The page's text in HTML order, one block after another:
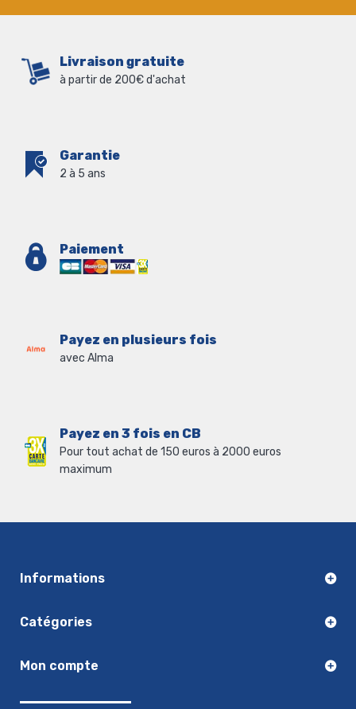
Livraison gratuite
à partir de 200€ d'achat
Garantie
2 à 5 ans
Paiement
Payez en plusieurs fois
avec Alma
Payez en 3 fois en CB
Pour tout achat de 150 euros à 2000 euros
maximum
Informations
Catégories
Mon compte